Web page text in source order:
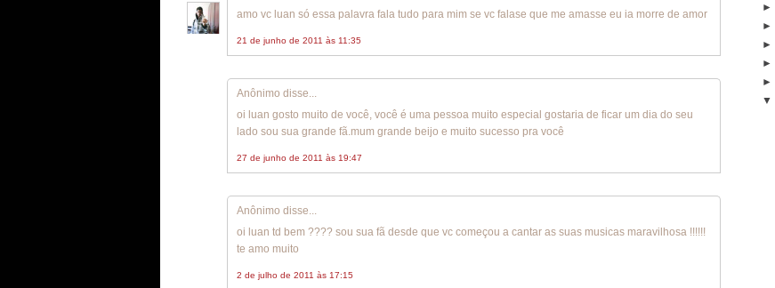
amo vc luan só essa palavra fala tudo para mim se vc falase que me amasse eu ia morre de amor
21 de junho de 2011 às 11:35
Anônimo disse...
oi luan gosto muito de você, você é uma pessoa muito especial gostaria de ficar um dia do seu
lado sou sua grande fã.mum grande beijo e muito sucesso pra você
27 de junho de 2011 às 19:47
Anônimo disse...
oi luan td bem ???? sou sua fã desde que vc começou a cantar as suas musicas maravilhosa !!!!!!
te amo muito
2 de julho de 2011 às 17:15
►
►
►
►
►
▼